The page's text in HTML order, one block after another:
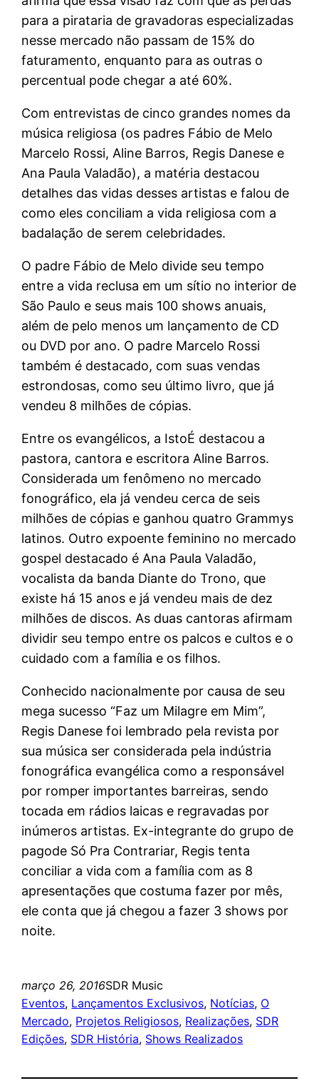
para a pirataria de gravadoras especializadas
nesse mercado não passam de 15% do
faturamento, enquanto para as outras o
percentual pode chegar a até 60%.
Com entrevistas de cinco grandes nomes da
música religiosa (os padres Fábio de Melo
Marcelo Rossi, Aline Barros, Regis Danese e
Ana Paula Valadão), a matéria destacou
detalhes das vidas desses artistas e falou de
como eles conciliam a vida religiosa com a
badalação de serem celebridades.
O padre Fábio de Melo divide seu tempo
entre a vida reclusa em um sítio no interior de
São Paulo e seus mais 100 shows anuais,
além de pelo menos um lançamento de CD
ou DVD por ano. O padre Marcelo Rossi
também é destacado, com suas vendas
estrondosas, como seu último livro, que já
vendeu 8 milhões de cópias.
Entre os evangélicos, a IstoÉ destacou a
pastora, cantora e escritora Aline Barros.
Considerada um fenômeno no mercado
fonográfico, ela já vendeu cerca de seis
milhões de cópias e ganhou quatro Grammys
latinos. Outro expoente feminino no mercado
gospel destacado é Ana Paula Valadão,
vocalista da banda Diante do Trono, que
existe há 15 anos e já vendeu mais de dez
milhões de discos. As duas cantoras afirmam
dividir seu tempo entre os palcos e cultos e o
cuidado com a família e os filhos.
Conhecido nacionalmente por causa de seu
mega sucesso “Faz um Milagre em Mim”,
Regis Danese foi lembrado pela revista por
sua música ser considerada pela indústria
fonográfica evangélica como a responsável
por romper importantes barreiras, sendo
tocada em rádios laicas e regravadas por
inúmeros artistas. Ex-integrante do grupo de
pagode Só Pra Contrariar, Regis tenta
conciliar a vida com a família com as 8
apresentações que costuma fazer por mês,
ele conta que já chegou a fazer 3 shows por
noite.
março 26, 2016SDR Music
Eventos, Lançamentos Exclusivos, Notícias, O
Mercado, Projetos Religiosos, Realizações, SDR
Edições, SDR História, Shows Realizados